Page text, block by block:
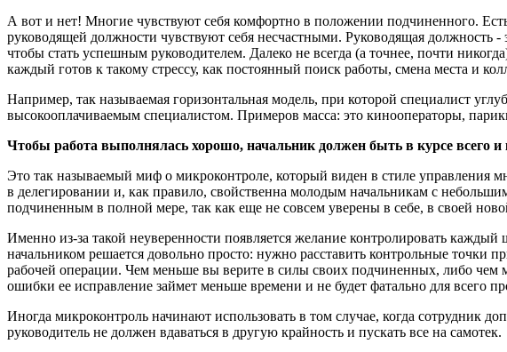
А вот и нет! Многие чувствуют себя комфортно в положении подчиненного.
руководящей должности чувствуют себя несчастными. Руководящая должность
чтобы стать успешным руководителем. Далеко не всегда (а точнее, почти
каждый готов к такому стрессу, как постоянный поиск работы, смена места и
Например, так называемая горизонтальная модель, при которой специалист
высокооплачиваемым специалистом. Примеров масса: это кинооператоры,
Чтобы работа выполнялась хорошо, начальник должен быть в курсе всего
Это так называемый миф о микроконтроле, который виден в стиле управления
в делегировании и, как правило, свойственна молодым начальникам с
подчиненным в полной мере, так как еще не совсем уверены в себе, в своей
Именно из-за такой неуверенности появляется желание контролировать
начальником решается довольно просто: нужно расставить контрольные точки
рабочей операции. Чем меньше вы верите в силы своих подчиненных, либо чем
ошибки ее исправление займет меньше времени и не будет фатально для всего
Иногда микроконтроль начинают использовать в том случае, когда сотрудник
руководитель не должен вдаваться в другую крайность и пускать все на самотек.